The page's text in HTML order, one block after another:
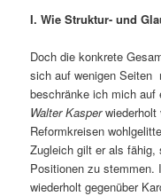
I. Wie Struktur- und
Doch die konkrete
sich auf wenigen Seiten
beschränke ich mich auf
Walter Kasperwiederholt
Reformkreisen
Zugleich gilt er als
Positionen zu stemmen.
wiederholt gegenüber